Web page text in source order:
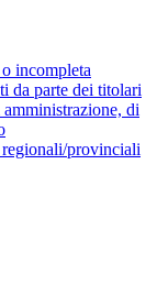
incompleta
da parte dei titolari
di
provinciali